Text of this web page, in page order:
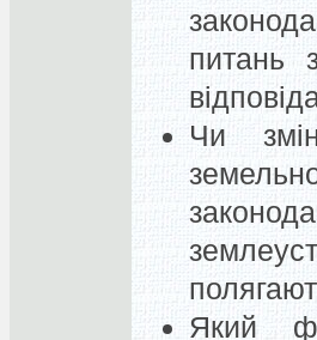
питань
Чи
Який